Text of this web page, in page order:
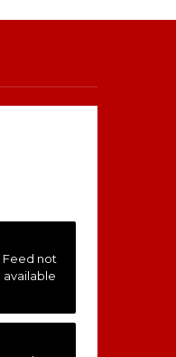
Feed not
available